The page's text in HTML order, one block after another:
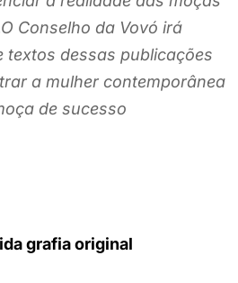
Conselho da Vovó irá
textos dessas publicações
a mulher contemporânea
de sucesso
grafia original